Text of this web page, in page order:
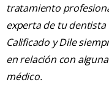
tratamiento
experta de tu
Calificado y Dile
en relación con
médico.